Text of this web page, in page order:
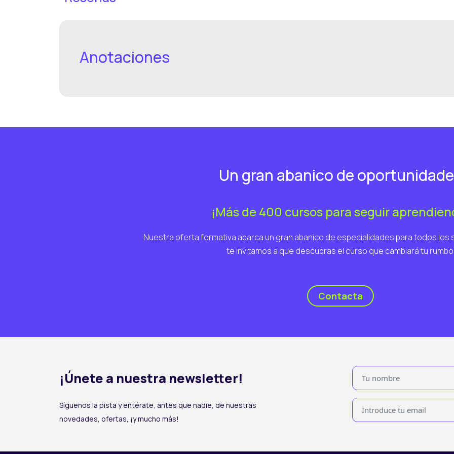
Anotaciones
Un gran abanico de
¡Más de 400 cursos para seguir
Nuestra oferta formativa abarca un gran abanico de especialidades para todos
te invitamos a que descubras el curso que cambiará tu rumbo.
Contacta
¡Únete a nuestra newsletter!
Síguenos la pista y entérate, antes que nadie, de nuestras
novedades, ofertas, ¡y mucho más!